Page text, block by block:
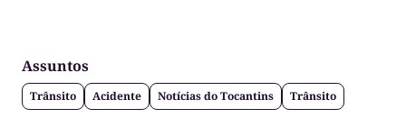
Assuntos
Trânsito Acidente Notícias do Tocantins Trânsito